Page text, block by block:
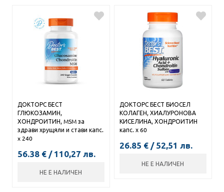
ДОКТОРС БЕСТ
ГЛЮКОЗАМИН,
ХОНДРОИТИН, MSM за
здрави хрущяли и стави капс.
x 240
56.38 € / 110,27 лв.
НЕ Е НАЛИЧЕН
ДОКТОРС БЕСТ БИОСЕЛ
КОЛАГЕН, ХИАЛУРОНОВА
КИСЕЛИНА, ХОНДРОИТИН
капс. х 60
26.85 € / 52,51 лв.
НЕ Е НАЛИЧЕН